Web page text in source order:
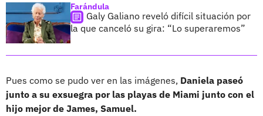
Farándula
Galy Galiano reveló difícil situación por
la que canceló su gira: “Lo superaremos”
Pues como se pudo ver en las imágenes, Daniela paseó
junto a su exsuegra por las playas de Miami junto con el
hijo mejor de James, Samuel.